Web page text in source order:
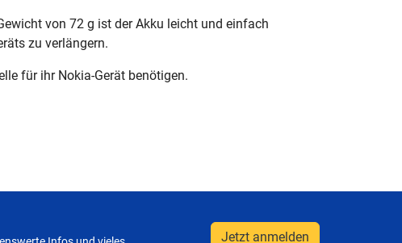
von 72 g ist der Akku leicht und einfach
zu verlängern.
für ihr Nokia-Gerät benötigen.
Jetzt anmelden